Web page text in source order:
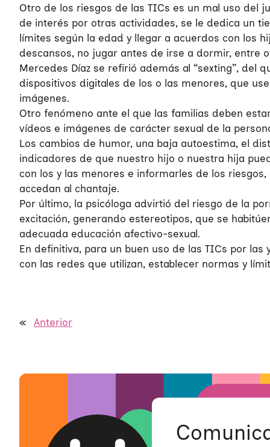
Quiénes somos
Transparencia
Familias reconstituidas
Atención directa
COLABORA
Otro de los riesgos de las TICs es un mal uso del
de interés por otras actividades, se le dedica un
límites según la edad y llegar a acuerdos con los
descansos, no jugar antes de irse a dormir, entre
Mercedes Díaz se refirió además al “sexting”, del
dispositivos digitales de los o las menores, que
imágenes.
Otro fenómeno ante el que las familias deben
vídeos e imágenes de carácter sexual de la
Los cambios de humor, una baja autoestima, el
indicadores de que nuestro hijo o nuestra hija
con los y las menores e informarles de los
accedan al chantaje.
Por último, la psicóloga advirtió del riesgo de la
excitación, generando estereotipos, que se
adecuada educación afectivo-sexual.
En definitiva, para un buen uso de las TICs por
con las redes que utilizan, establecer normas y
« Anterior